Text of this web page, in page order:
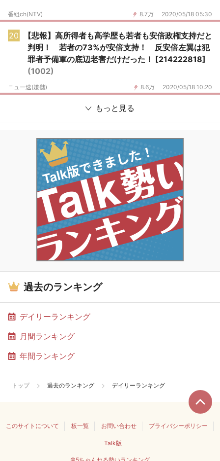
8.7万 2020/05/18 05:30
番組ch(NTV)
20
【悲報】高所得者も高学歴も若者も安倍政権支持だと
判明！ 若者の73%が安倍支持！ 反安倍左翼は犯
罪者予備軍の底辺老害だけだった！ [214222818]
(1002)
8.6万 2020/05/18 10:20
ニュー速(嫌儲)
もっと見る
過去のランキング
デイリーランキング
月間ランキング
年間ランキング
トップ 過去のランキング デイリーランキング
このサイトについて 板一覧 お問い合わせ プライバシーポリシー
Talk版